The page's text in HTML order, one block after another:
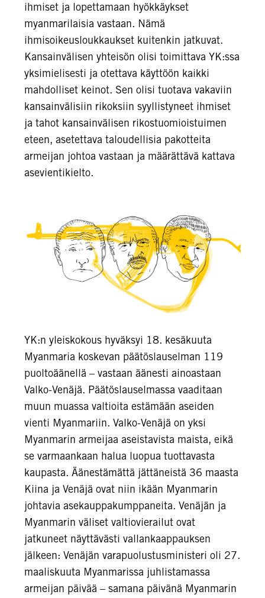
ihmiset ja lopettamaan hyökkäykset
myanmarilaisia vastaan. Nämä
ihmisoikeusloukkaukset kuitenkin jatkuvat.
Kansainvälisen yhteisön olisi toimittava YK:ssa
yksimielisesti ja otettava käyttöön kaikki
mahdolliset keinot. Sen olisi tuotava vakaviin
kansainvälisiin rikoksiin syyllistyneet ihmiset
ja tahot kansainvälisen rikostuomioistuimen
eteen, asetettava taloudellisia pakotteita
armeijan johtoa vastaan ja määrättävä kattava
asevientikielto.
YK:n yleiskokous hyväksyi 18. kesäkuuta
Myanmaria koskevan päätöslauselman 119
puoltoäänellä – vastaan äänesti ainoastaan
Valko-Venäjä. Päätöslauselmassa vaaditaan
muun muassa valtioita estämään aseiden
vienti Myanmariin. Valko-Venäjä on yksi
Myanmarin armeijaa aseistavista maista, eikä
se varmaankaan halua luopua tuottavasta
kaupasta. Äänestämättä jättäneistä 36 maasta
Kiina ja Venäjä ovat niin ikään Myanmarin
johtavia asekauppakumppaneita. Venäjän ja
Myanmarin väliset valtiovierailut ovat
jatkuneet näyttävästi vallankaappauksen
jälkeen: Venäjän varapuolustusministeri oli 27.
maaliskuuta Myanmarissa juhlistamassa
armeijan päivää – samana päivänä Myanmarin